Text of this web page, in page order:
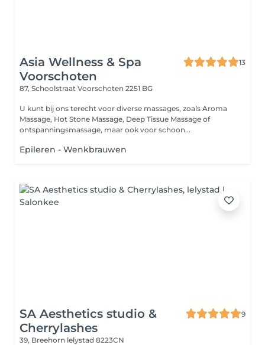
Asia Wellness & Spa
Voorschoten
13
87, Schoolstraat Voorschoten 2251 BG
U kunt bij ons terecht voor diverse massages, zoals Aroma
Massage, Hot Stone Massage, Deep Tissue Massage of
ontspanningsmassage, maar ook voor schoon...
Epileren - Wenkbrauwen
SA Aesthetics studio &
Cherrylashes
9
39, Breehorn lelystad 8223CN